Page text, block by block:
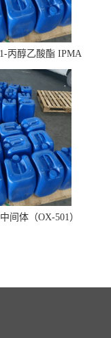
丙醇乙酸酯 IPMA
间体（OX-501）